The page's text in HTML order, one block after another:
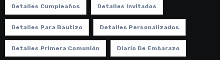
Detalles Cumpleaños Detalles Invitados
Detalles Para Bautizo Detalles Personalizados
Detalles Primera Comunión Diario De Embarazo